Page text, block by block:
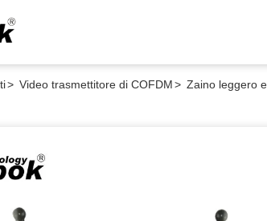
> Video trasmettitore di COFDM> Zaino leggero